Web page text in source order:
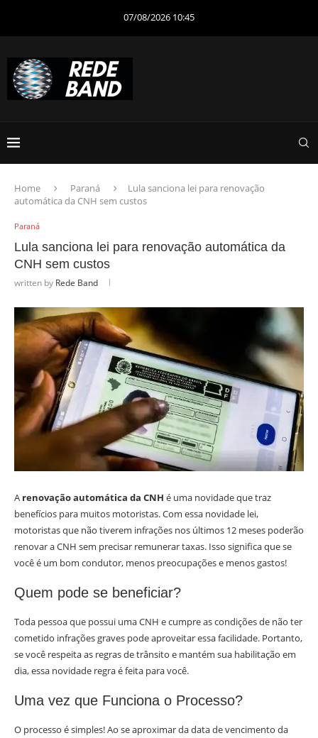
07/08/2026 10:45
Home Paraná
Lula sanciona lei para renovação
automática da CNH sem custos
Paraná
Lula sanciona lei para renovação automática da
CNH sem custos
written by Rede Band
A renovação automática da CNH é uma novidade que traz
benefícios para muitos motoristas. Com essa novidade lei,
motoristas que não tiverem infrações nos últimos 12 meses poderão
renovar a CNH sem precisar remunerar taxas. Isso significa que se
você é um bom condutor, menos preocupações e menos gastos!
Quem pode se beneficiar?
Toda pessoa que possui uma CNH e cumpre as condições de não ter
cometido infrações graves pode aproveitar essa facilidade. Portanto,
se você respeita as regras de trânsito e mantém sua habilitação em
dia, essa novidade regra é feita para você.
Uma vez que Funciona o Processo?
O processo é simples! Ao se aproximar da data de vencimento da